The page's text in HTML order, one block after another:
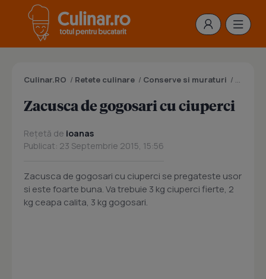
Culinar.RO / Retete culinare / Conserve si muraturi /
Zacusca de gogosari cu ciuperci
Rețetă de ioanas
Publicat: 23 Septembrie 2015, 15:56
Zacusca de gogosari cu ciuperci se pregateste usor
si este foarte buna. Va trebuie 3 kg ciuperci fierte, 2
kg ceapa calita, 3 kg gogosari.